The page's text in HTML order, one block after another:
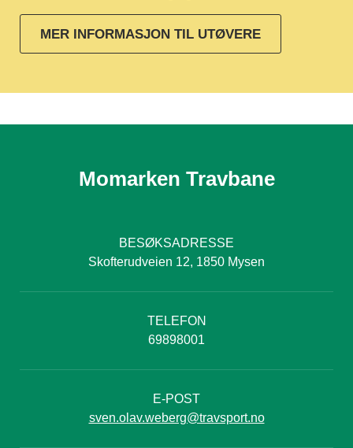
MER INFORMASJON TIL UTØVERE
Momarken Travbane
BESØKSADRESSE
Skofterudveien 12, 1850 Mysen
TELEFON
69898001
E-POST
sven.olav.weberg@travsport.no